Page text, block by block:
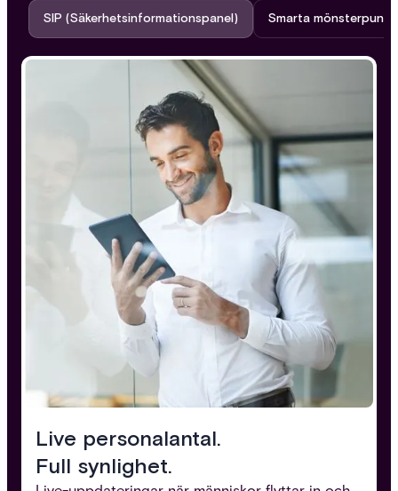
SIP (Säkerhetsinformationspanel) Smarta
Live personalantal.
Full synlighet.